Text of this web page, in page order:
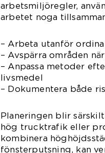
arbetsmiljöregler,
arbetet noga
– Arbeta utanför
– Avspärra områden
– Anpassa metoder
livsmedel
– Dokumentera både
Planeringen blir
hög trucktrafik eller
kombinera
fönsterputsning, kan